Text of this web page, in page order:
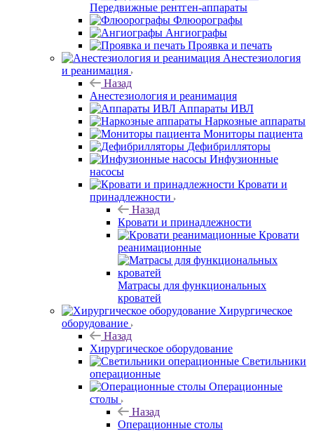
Передвижные рентген-аппараты
Флюорографы
Ангиографы
Проявка и печать
Анестезиология
и реанимация
Назад
Анестезиология и реанимация
Аппараты ИВЛ
Наркозные аппараты
Мониторы пациента
Дефибрилляторы
Инфузионные
насосы
Кровати и
принадлежности
Назад
Кровати и принадлежности
Кровати
реанимационные
Матрасы для функциональных
кроватей
Хирургическое
оборудование
Назад
Хирургическое оборудование
Светильники
операционные
Операционные
столы
Назад
Операционные столы